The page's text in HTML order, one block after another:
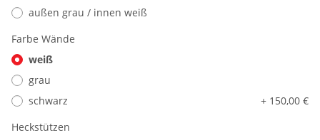
außen grau / innen weiß
Farbe Wände
weiß
grau
schwarz
+ 150,00 €
Heckstützen